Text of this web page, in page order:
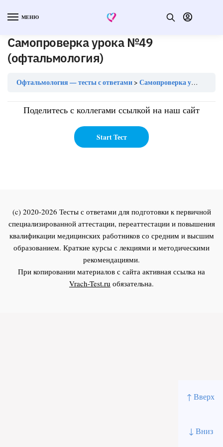
↑ Вверх
↓ Вниз
МЕНЮ
Самопроверка урока №49
(офтальмология)
Офтальмология — тесты с ответами Самопроверка урока №49 (офтальмология)
Поделитесь с коллегами ссылкой на наш сайт
(c) 2020-2026 Тесты с ответами для подготовки к первичной
специализированной аттестации, переаттестации и повышения
квалификации медицинских работников со средним и высшим
образованием. Краткие курсы с лекциями и методическими
рекомендациями.
При копировании материалов с сайта активная ссылка на
Vrach-Test.ru обязательна.